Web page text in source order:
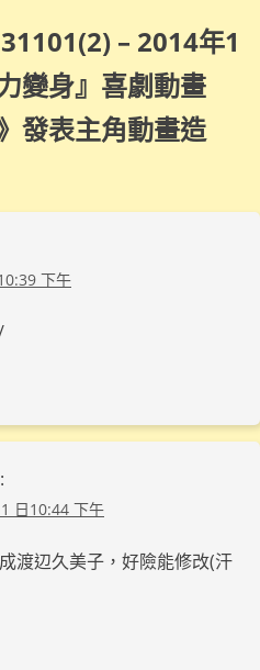
– 2014年1
變身』喜劇動畫
發表主角動畫造
下午
日10:44 下午
渡辺久美子，好險能修改(汗